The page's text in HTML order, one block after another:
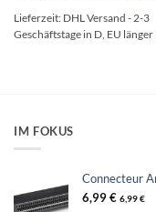
plusieurs
variations.
sur
produit
Lieferzeit: DHL Versand - 2-3
Geschäftstage in D, EU länger
IM FOKUS
Connecteur
6,99€ 6,99€